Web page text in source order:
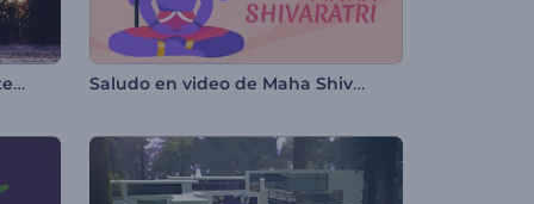
Intro - Árbol de Navidad Centelleante Saludo en video de Maha Shivratri